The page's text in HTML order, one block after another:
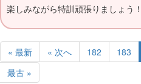
楽しみながら特訓頑張りましょう！
« 最新 « 次へ 182 183
最古 »